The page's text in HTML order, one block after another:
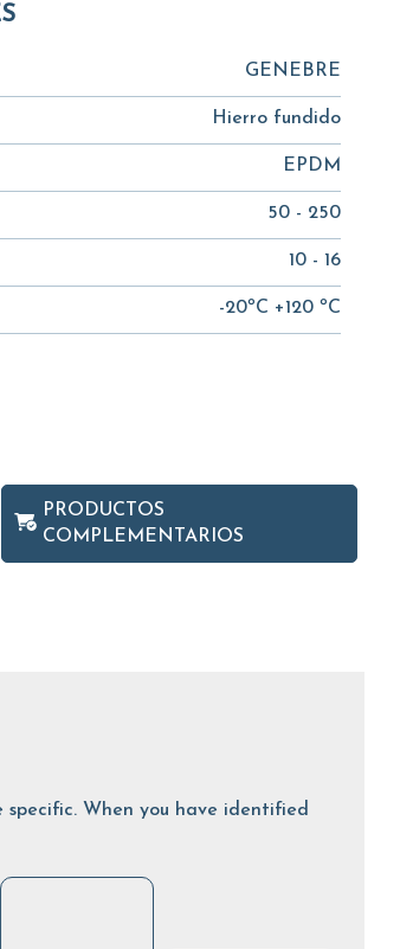
GENEBRE
Hierro fundido
EPDM
50 - 250
10 - 16
-20ºC +120 ºC
PRODUCTOS
COMPLEMENTARIOS
When you have identified